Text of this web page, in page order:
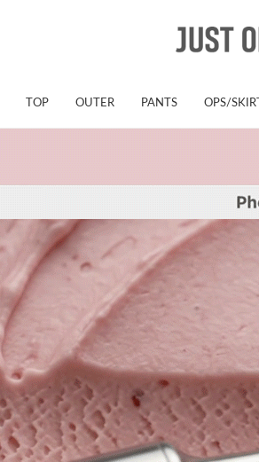
TOP OUTER PANTS OPS/SKIRT